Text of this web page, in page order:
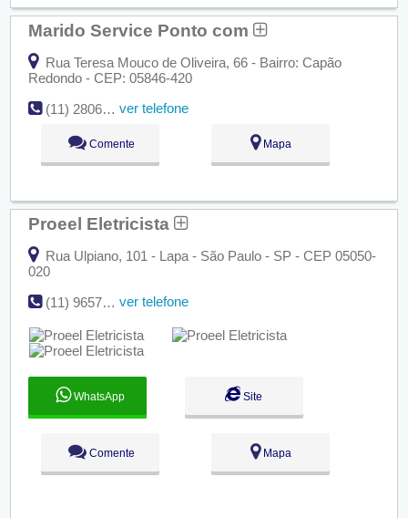
Marido Service Ponto com
Rua Teresa Mouco de Oliveira, 66 - Bairro: Capão
Redondo - CEP: 05846-420
(11) 2806-1515
ver telefone
Comente Mapa
Proeel Eletricista
Rua Ulpiano, 101 - Lapa - São Paulo - SP - CEP 05050-
020
(11) 9657-52993
ver telefone
WhatsApp Site
Comente Mapa